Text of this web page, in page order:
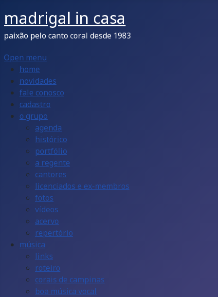
madrigal in casa
paixão pelo canto coral desde 1983
Open menu
home
novidades
fale conosco
cadastro
o grupo
agenda
histórico
portfólio
a regente
cantores
licenciados e ex-membros
fotos
vídeos
acervo
repertório
música
links
roteiro
corais de campinas
boa música vocal